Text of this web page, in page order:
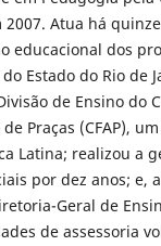
2007. Atua há
educacional dos
Estado do Rio de
de Ensino do
Praças (CFAP),
Latina; realizou a
por dez anos; e,
Geral de
de assessoria